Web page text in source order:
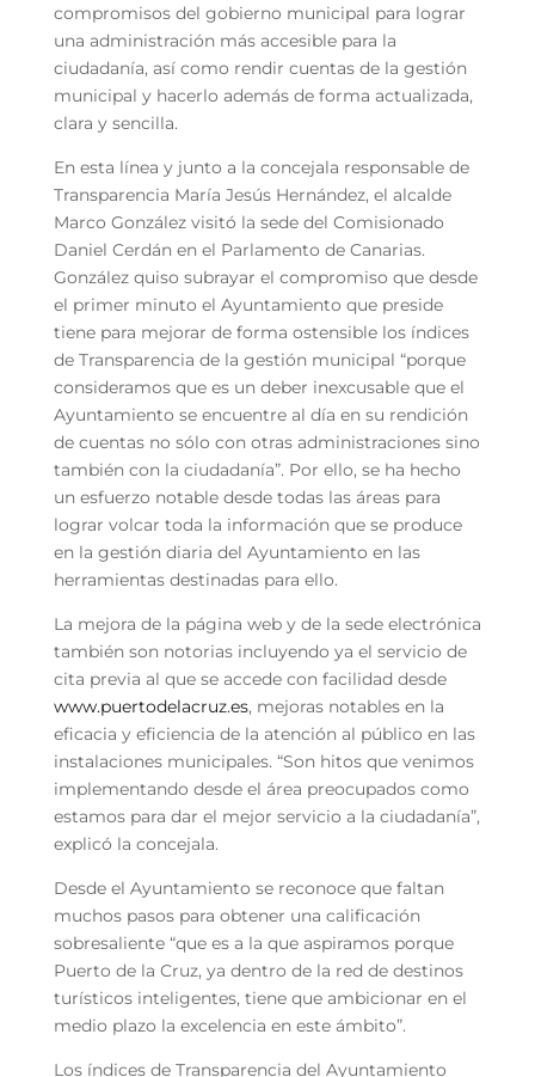
compromisos del gobierno municipal para lograr
una administración más accesible para la
ciudadanía, así como rendir cuentas de la gestión
municipal y hacerlo además de forma actualizada,
clara y sencilla.
En esta línea y junto a la concejala responsable de
Transparencia María Jesús Hernández, el alcalde
Marco González visitó la sede del Comisionado
Daniel Cerdán en el Parlamento de Canarias.
González quiso subrayar el compromiso que desde
el primer minuto el Ayuntamiento que preside
tiene para mejorar de forma ostensible los índices
de Transparencia de la gestión municipal “porque
consideramos que es un deber inexcusable que el
Ayuntamiento se encuentre al día en su rendición
de cuentas no sólo con otras administraciones sino
también con la ciudadanía”. Por ello, se ha hecho
un esfuerzo notable desde todas las áreas para
lograr volcar toda la información que se produce
en la gestión diaria del Ayuntamiento en las
herramientas destinadas para ello.
La mejora de la página web y de la sede electrónica
también son notorias incluyendo ya el servicio de
cita previa al que se accede con facilidad desde
www.puertodelacruz.es, mejoras notables en la
eficacia y eficiencia de la atención al público en las
instalaciones municipales. “Son hitos que venimos
implementando desde el área preocupados como
estamos para dar el mejor servicio a la ciudadanía”,
explicó la concejala.
Desde el Ayuntamiento se reconoce que faltan
muchos pasos para obtener una calificación
sobresaliente “que es a la que aspiramos porque
Puerto de la Cruz, ya dentro de la red de destinos
turísticos inteligentes, tiene que ambicionar en el
medio plazo la excelencia en este ámbito”.
Los índices de Transparencia del Ayuntamiento